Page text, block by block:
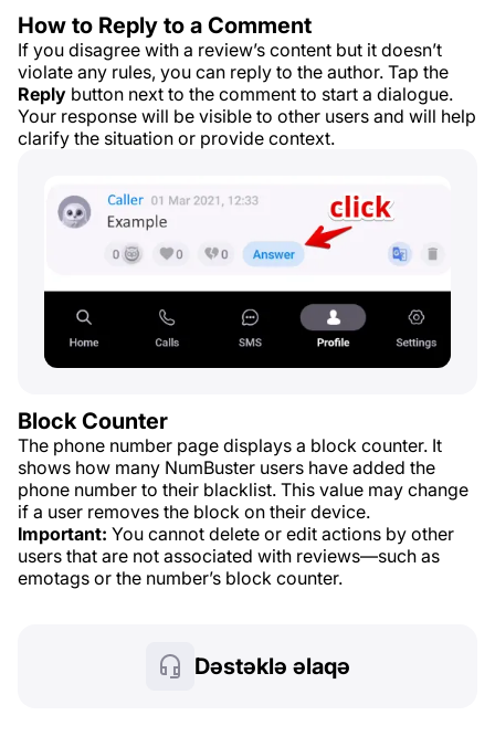
How to Reply to a Comment
If you disagree with a review’s content but it doesn’t
violate any rules, you can reply to the author. Tap the
Reply button next to the comment to start a dialogue.
Your response will be visible to other users and will help
clarify the situation or provide context.
Block Counter
The phone number page displays a block counter. It
shows how many NumBuster users have added the
phone number to their blacklist. This value may change
if a user removes the block on their device.
Important: You cannot delete or edit actions by other
users that are not associated with reviews—such as
emotags or the number’s block counter.
Dəstəklə əlaqə